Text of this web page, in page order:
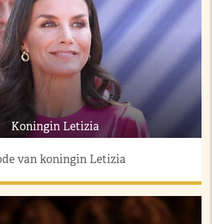
Koningin Letizia
van koningin Letizia